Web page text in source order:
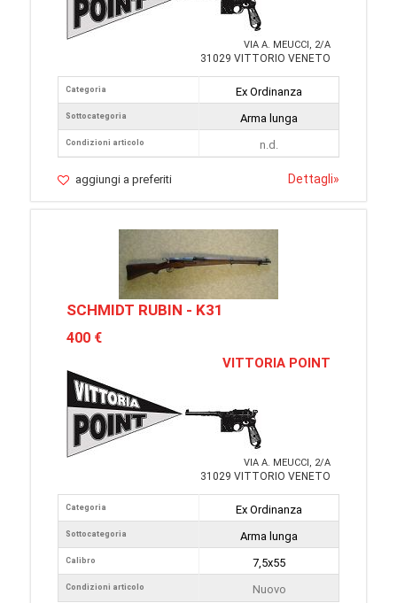
VIA A. MEUCCI, 2/A
31029 VITTORIO VENETO
Categoria
Sottocategoria
Condizioni articolo
Ex Ordinanza
Arma lunga
n.d.
aggiungi a preferiti Dettagli»
SCHMIDT RUBIN - K31
400 €
VITTORIA POINT
VIA A. MEUCCI, 2/A
31029 VITTORIO VENETO
Categoria
Sottocategoria
Calibro
Condizioni articolo
Ex Ordinanza
Arma lunga
7,5x55
Nuovo